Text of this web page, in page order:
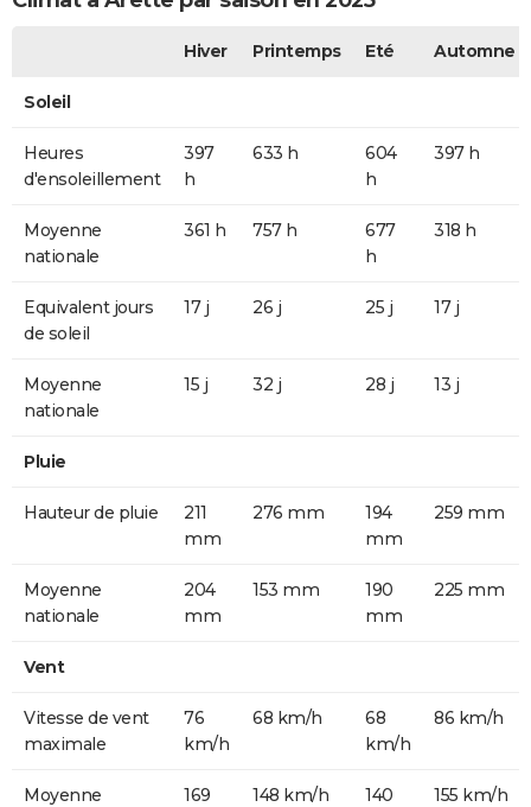
Hiver Printemps Eté Automne
Soleil
Heures
d'ensoleillement
397
h
633 h
604
h
397 h
Moyenne
nationale
361 h 757 h
677
h
318 h
Equivalent jours
de soleil
17 j 26 j 25 j 17 j
Moyenne
nationale
15 j 32 j 28 j 13 j
Pluie
Hauteur de pluie
211
mm
276 mm
194
mm
259 mm
Moyenne
nationale
204
mm
153 mm
190
mm
225 mm
Vent
Vitesse de vent
maximale
76
km/h
68 km/h
68
km/h
86 km/h
Moyenne
169
148 km/h
140
155 km/h